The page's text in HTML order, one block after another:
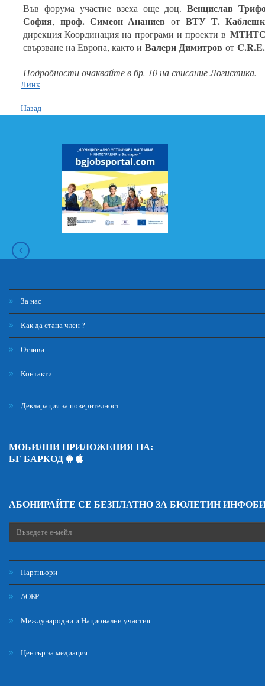
Във форума участие взеха още доц.Венцислав
София, проф. Симеон Ананиев от ВТУ Т.
дирекция Координация на програми и проекти в
свързване на Европа, както и Валери Димитров от
Подробности очаквайте в бр. 10 на списание Логистика.
Линк
Назад
За нас
Как да стана член ?
Отзиви
Контакти
Декларация за поверителност
МОБИЛНИ ПРИЛОЖЕНИЯ НА:
БГ БАРКОД
АБОНИРАЙТЕ СЕ БЕЗПЛАТНО ЗА БЮЛЕТИН
Партньори
АОБР
Международни и Национални участия
Център за медиация